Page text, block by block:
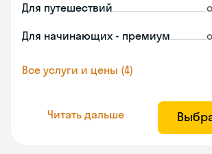
Для путешествий
Для начинающих - премиум
Все услуги и цены (4)
Читать дальше